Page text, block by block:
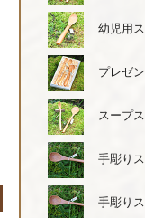
幼児用
プレゼ
スープ
手彫り
手彫り